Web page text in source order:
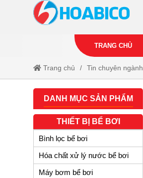
TRANG CHỦ
Trang chủ Tin chuyên ngành
DANH MỤC SẢN PHẨM
THIẾT BỊ BỂ BƠI
Bình lọc bể bơi
Hóa chất xử lý nước bể bơi
Máy bơm bể bơi